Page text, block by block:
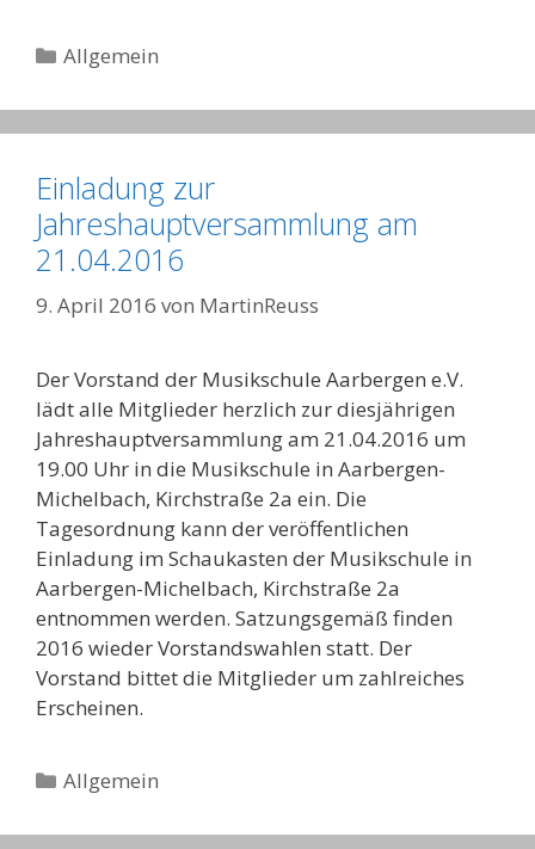
Kategorien
Allgemein
Einladung zur
Jahreshauptversammlung am
21.04.2016
9. April 2016 von MartinReuss
Der Vorstand der Musikschule Aarbergen e.V.
lädt alle Mitglieder herzlich zur diesjährigen
Jahreshauptversammlung am 21.04.2016 um
19.00 Uhr in die Musikschule in Aarbergen-
Michelbach, Kirchstraße 2a ein. Die
Tagesordnung kann der veröffentlichen
Einladung im Schaukasten der Musikschule in
Aarbergen-Michelbach, Kirchstraße 2a
entnommen werden. Satzungsgemäß finden
2016 wieder Vorstandswahlen statt. Der
Vorstand bittet die Mitglieder um zahlreiches
Erscheinen.
Kategorien
Allgemein